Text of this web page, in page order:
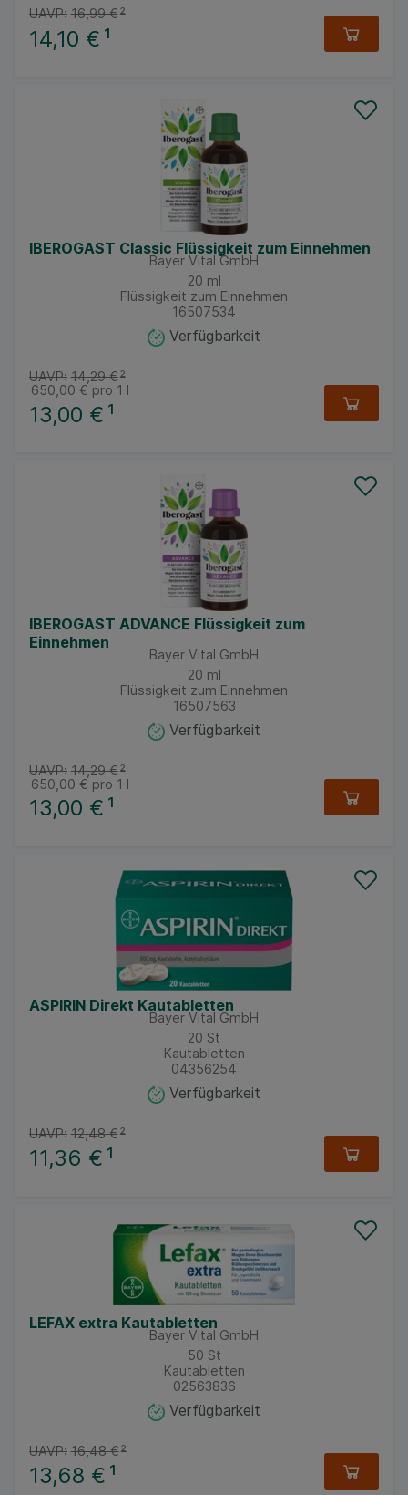
14,10 € ¹
UAVP: 16,99 €²
IBEROGAST Classic Flüssigkeit zum Einnehmen
Bayer Vital GmbH
20 ml
Flüssigkeit zum Einnehmen
16507534
Verfügbarkeit
13,00 € ¹
UAVP: 14,29 €²
650,00 € pro 1 l
IBEROGAST ADVANCE Flüssigkeit zum
Einnehmen
Bayer Vital GmbH
20 ml
Flüssigkeit zum Einnehmen
16507563
Verfügbarkeit
13,00 € ¹
UAVP: 14,29 €²
650,00 € pro 1 l
ASPIRIN Direkt Kautabletten
Bayer Vital GmbH
20 St
Kautabletten
04356254
Verfügbarkeit
11,36 € ¹
UAVP: 12,48 €²
LEFAX extra Kautabletten
Bayer Vital GmbH
50 St
Kautabletten
02563836
Verfügbarkeit
13,68 € ¹
UAVP: 16,48 €²